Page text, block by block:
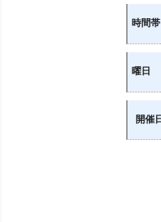
時間帯
曜日
開催